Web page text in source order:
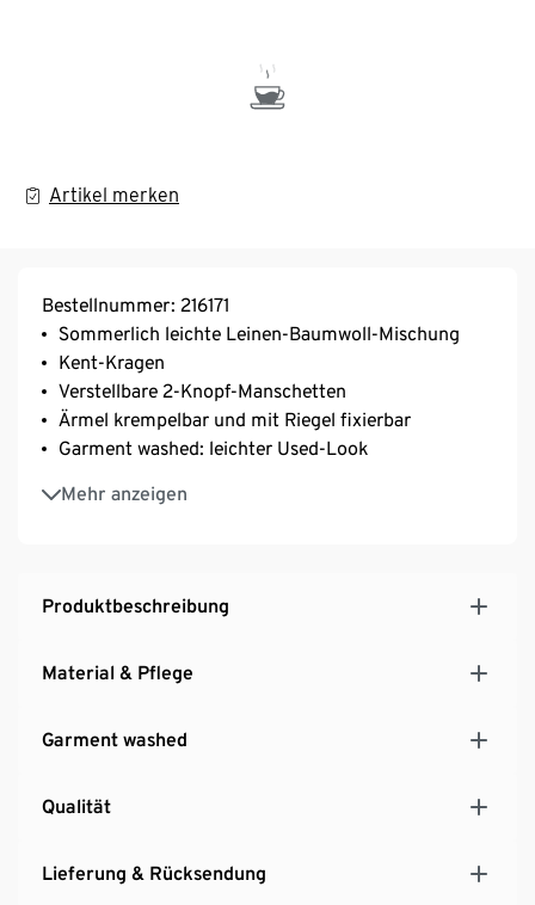
Artikel merken
Bestellnummer: 216171
Sommerlich leichte Leinen-Baumwoll-Mischung
Kent-Kragen
Verstellbare 2-Knopf-Manschetten
Ärmel krempelbar und mit Riegel fixierbar
Garment washed: leichter Used-Look
Mehr anzeigen
Modern Fit
Produktbeschreibung
Material & Pflege
Garment washed
Qualität
Lieferung & Rücksendung